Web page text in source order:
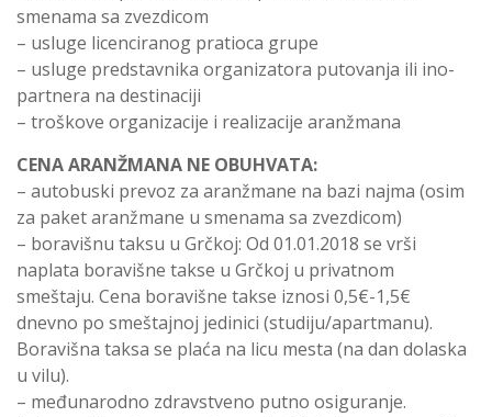
smenama sa zvezdicom
– usluge licenciranog pratioca grupe
– usluge predstavnika organizatora putovanja ili ino-
partnera na destinaciji
– troškove organizacije i realizacije aranžmana
CENA ARANŽMANA NE OBUHVATA:
– autobuski prevoz za aranžmane na bazi najma (osim
za paket aranžmane u smenama sa zvezdicom)
– boravišnu taksu u Grčkoj: Od 01.01.2018 se vrši
naplata boravišne takse u Grčkoj u privatnom
smeštaju. Cena boravišne takse iznosi 0,5€-1,5€
dnevno po smeštajnoj jedinici (studiju/apartmanu).
Boravišna taksa se plaća na licu mesta (na dan dolaska
u vilu).
– međunarodno zdravstveno putno osiguranje.